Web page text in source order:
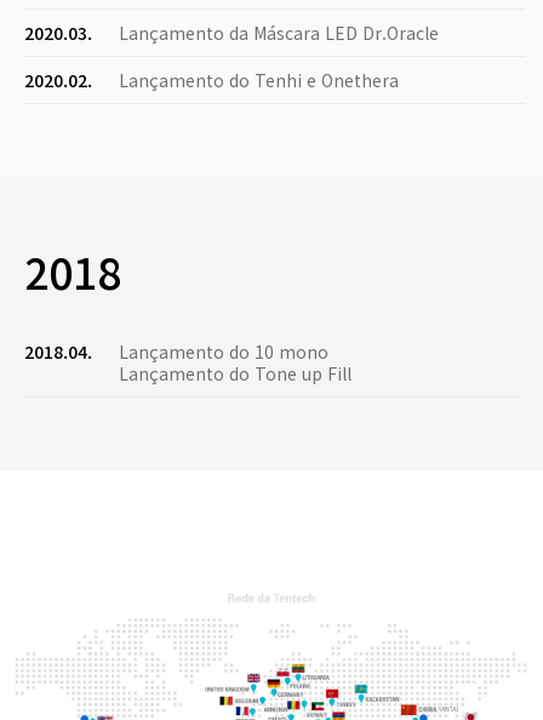
2020.03.
Lançamento da Máscara LED Dr.Oracle
2020.02.
Lançamento do Tenhi e Onethera
2018
2018.04.
Lançamento do 10 mono
Lançamento do Tone up Fill